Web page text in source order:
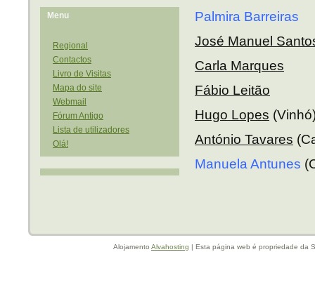
Menu
Regional
Contactos
Livro de Visitas
Mapa do site
Webmail
Fórum Antigo
Lista de utilizadores
Olá!
Palmira Barreiras
José Manuel
Carla Marques
Fábio Leitão
Hugo Lopes
António Tavares
Manuela Antunes
Alojamento Alvahosting | Esta página web é propriedade da